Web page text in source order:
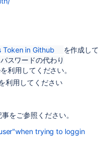
Token in Github
を作成して
スワードの代わり
利用してください。
利用してください
をご参照ください。
trying to loggin